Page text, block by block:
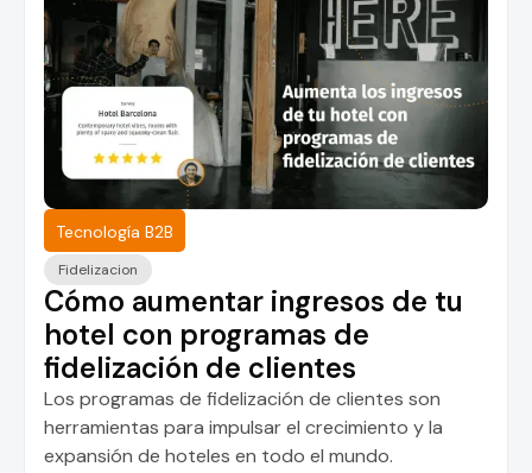
Tecnología B2B
Fidelizacion
Cómo aumentar ingresos de tu
hotel con programas de
fidelización de clientes
Los programas de fidelización de clientes son
herramientas para impulsar el crecimiento y la
expansión de hoteles en todo el mundo.